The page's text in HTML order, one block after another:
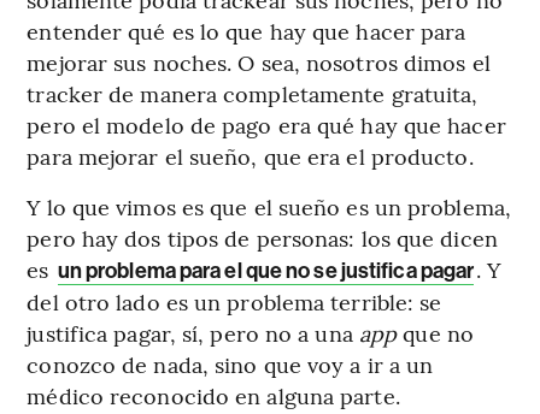
entender qué es lo que hay que hacer para
mejorar sus noches. O sea, nosotros dimos el
tracker de manera completamente gratuita,
pero el modelo de pago era qué hay que hacer
para mejorar el sueño, que era el producto.
Y lo que vimos es que el sueño es un problema,
pero hay dos tipos de personas: los que dicen
es un problema para el que no se justifica pagar. Y
del otro lado es un problema terrible: se
justifica pagar, sí, pero no a una appque no
conozco de nada, sino que voy a ir a un
médico reconocido en alguna parte.